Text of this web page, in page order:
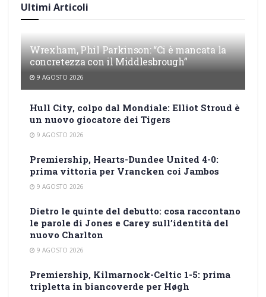
Ultimi Articoli
Wrexham, Phil Parkinson: “Ci è mancata la
concretezza con il Middlesbrough”
9 AGOSTO 2026
Hull City, colpo dal Mondiale: Elliot Stroud è
un nuovo giocatore dei Tigers
9 AGOSTO 2026
Premiership, Hearts-Dundee United 4-0:
prima vittoria per Vrancken coi Jambos
9 AGOSTO 2026
Dietro le quinte del debutto: cosa raccontano
le parole di Jones e Carey sull’identità del
nuovo Charlton
9 AGOSTO 2026
Premiership, Kilmarnock-Celtic 1-5: prima
tripletta in biancoverde per Høgh